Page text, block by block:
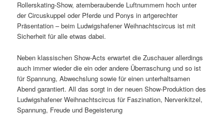
Rollerskating-Show, atemberaubende Luftnummern hoch unter
der Circuskuppel oder Pferde und Ponys in artgerechter
Präsentation – beim Ludwigshafener Weihnachtscircus ist mit
Sicherheit für alle etwas dabei.
Neben klassischen Show-Acts erwartet die Zuschauer allerdings
auch immer wieder die ein oder andere Überraschung und so ist
für Spannung, Abwechslung sowie für einen unterhaltsamen
Abend garantiert. All das sorgt in der neuen Show-Produktion des
Ludwigshafener Weihnachtscircus für Faszination, Nervenkitzel,
Spannung, Freude und Begeisterung